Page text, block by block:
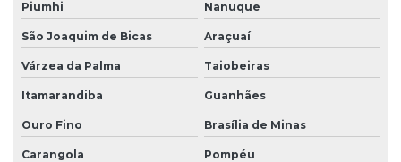
Piumhi Nanuque
São Joaquim de Bicas Araçuaí
Várzea da Palma Taiobeiras
Itamarandiba Guanhães
Ouro Fino Brasília de Minas
Carangola Pompéu